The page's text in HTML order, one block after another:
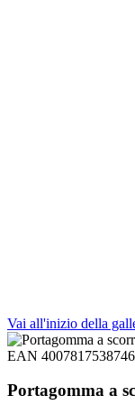
Vai all'inizio della
Portagomma a